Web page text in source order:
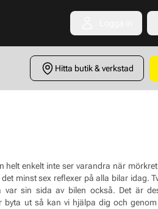
Hitta butik & verkstad
enkelt inte ser varandra när
minst sex reflexer på alla bilar idag.
sin sida av bilen också. Det är
byta ut så kan vi hjälpa dig och